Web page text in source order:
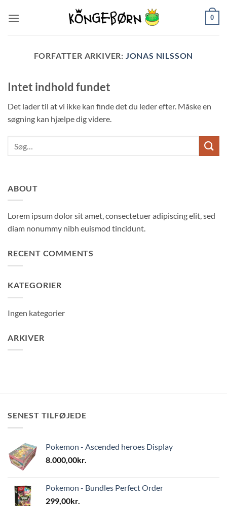
0
FORFATTER ARKIVER: JONAS NILSSON
Intet indhold fundet
Det lader til at vi ikke kan finde det du leder efter. Måske en
søgning kan hjælpe dig videre.
ABOUT
Lorem ipsum dolor sit amet, consectetuer adipiscing elit, sed
diam nonummy nibh euismod tincidunt.
RECENT COMMENTS
KATEGORIER
Ingen kategorier
ARKIVER
SENEST TILFØJEDE
Pokemon - Ascended heroes Display
8.000,00kr.
Pokemon - Bundles Perfect Order
299,00kr.